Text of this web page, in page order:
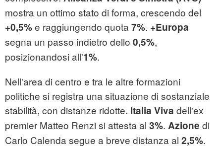
mostra un ottimo stato di forma, crescendo del
+0,5%e raggiungendo quota 7%. +Europa
segna un passo indietro dello 0,5%,
posizionandosi all'1%.
Nell'area di centro e tra le altre formazioni
politiche si registra una situazione di sostanziale
stabilità, con distanze ridotte. Italia Viva dell'ex
premier Matteo Renzi si attesta al 3%. Azione di
Carlo Calenda segue a breve distanza al 2,5%.